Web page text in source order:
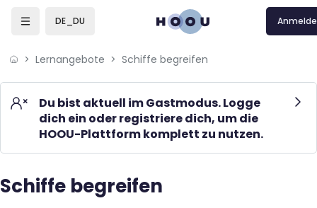
DE_DU
Lernangebote Schiffe begreifen
Du bist aktuell im Gastmodus. Logge
dich ein oder registriere dich, um die
HOOU-Plattform komplett zu nutzen.
Blöcke
Schiffe begreifen